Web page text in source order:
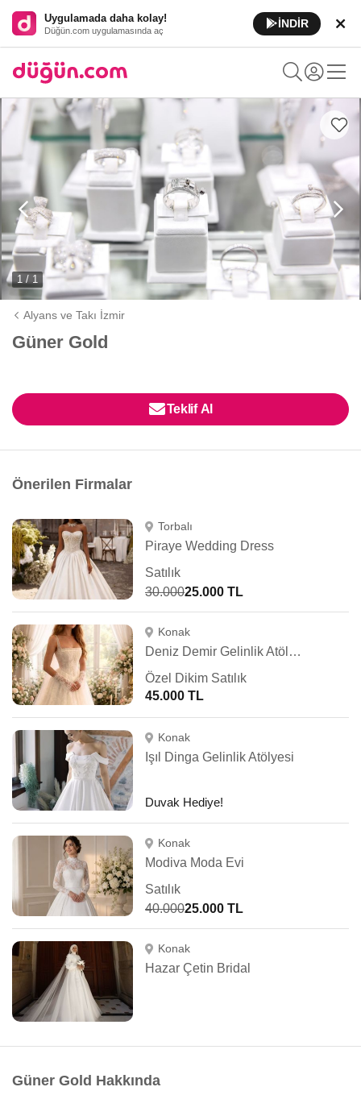
Uygulamada daha kolay!
Düğün.com uygulamasında aç
İNDİR
1 / 1
Alyans ve Takı İzmir
Güner Gold
Teklif Al
Önerilen Firmalar
Torbalı
Piraye Wedding Dress
Satılık
30.00025.000 TL
Konak
Deniz Demir Gelinlik Atölyesi
Özel Dikim Satılık
45.000 TL
Konak
Işıl Dinga Gelinlik Atölyesi
Duvak Hediye!
Konak
Modiva Moda Evi
Satılık
40.00025.000 TL
Konak
Hazar Çetin Bridal
Güner Gold Hakkında